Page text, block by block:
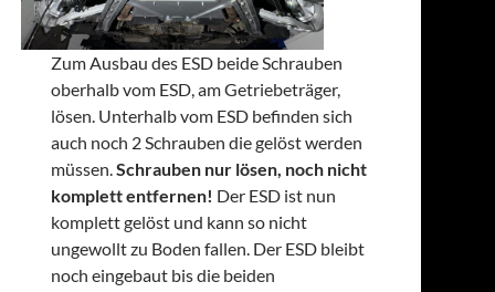
Zum Ausbau des ESD beide Schrauben
oberhalb vom ESD, am Getriebeträger,
lösen. Unterhalb vom ESD befinden sich
auch noch 2 Schrauben die gelöst werden
müssen.Schrauben nur lösen, noch nicht
komplett entfernen! Der ESD ist nun
komplett gelöst und kann so nicht
ungewollt zu Boden fallen. Der ESD bleibt
noch eingebaut bis die beiden